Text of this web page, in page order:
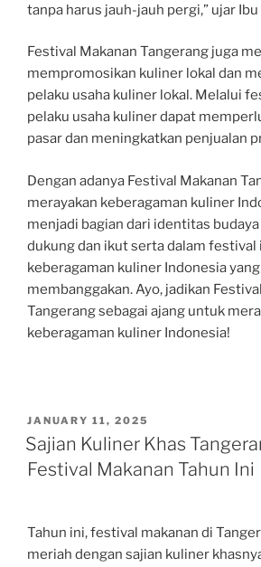
tanpa harus jauh-jauh pergi,” ujar Ibu
Festival Makanan Tangerang juga
mempromosikan kuliner lokal dan
pelaku usaha kuliner lokal. Melalui
pelaku usaha kuliner dapat
pasar dan meningkatkan penjualan
Dengan adanya Festival Makanan
merayakan keberagaman kuliner
menjadi bagian dari identitas
dukung dan ikut serta dalam
keberagaman kuliner Indonesia
membanggakan. Ayo, jadikan
Tangerang sebagai ajang untuk
keberagaman kuliner Indonesia!
POSTED
ON
JANUARY 11, 2025
Sajian Kuliner Khas
Festival Makanan Tahun Ini
Tahun ini, festival makanan di
meriah dengan sajian kuliner